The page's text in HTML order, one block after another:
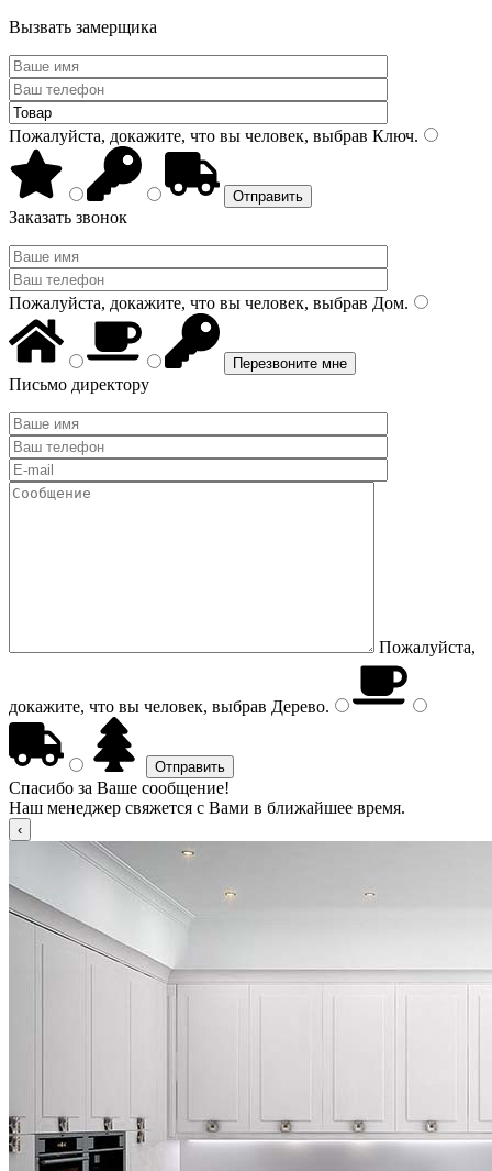
Вызвать замерщика
Пожалуйста, докажите, что вы человек, выбрав Ключ.
Заказать звонок
Пожалуйста, докажите, что вы человек, выбрав Дом.
Письмо директору
Пожалуйста,
докажите, что вы человек, выбрав Дерево.
Спасибо за Ваше сообщение!
Наш менеджер свяжется с Вами в ближайшее время.